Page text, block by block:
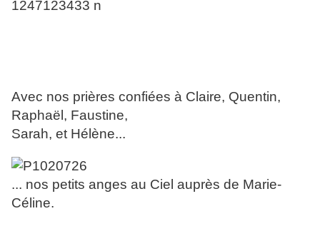
Avec nos prières confiées à Claire, Quentin,
Raphaël, Faustine,
Sarah, et Hélène...
... nos petits anges au Ciel auprès de Marie-
Céline.